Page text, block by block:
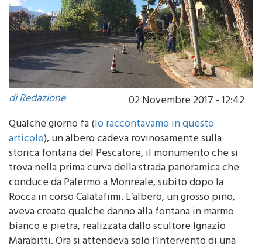
di Redazione
02 Novembre 2017 - 12:42
Qualche giorno fa (lo raccontavamo in questo
articolo), un albero cadeva rovinosamente sulla
storica fontana del Pescatore, il monumento che si
trova nella prima curva della strada panoramica che
conduce da Palermo a Monreale, subito dopo la
Rocca in corso Calatafimi. L’albero, un grosso pino,
aveva creato qualche danno alla fontana in marmo
bianco e pietra, realizzata dallo scultore Ignazio